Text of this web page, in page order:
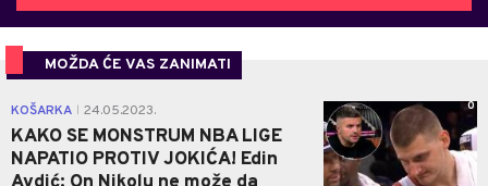
MOŽDA ĆE VAS ZANIMATI
KOŠARKA 24.05.2023.
KAKO SE MONSTRUM NBA LIGE
NAPATIO PROTIV JOKIĆA! Edin
0